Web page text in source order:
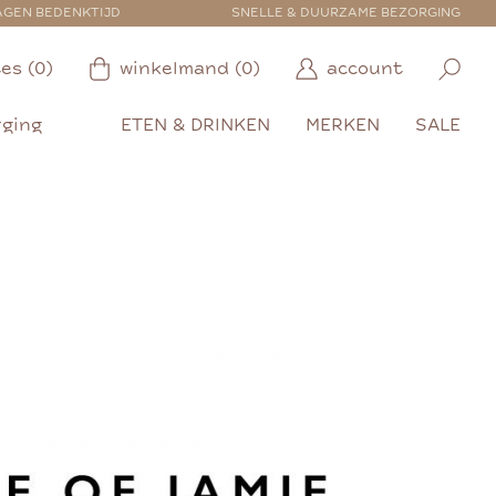
BEDENKTIJD SNELLE & DUURZAME BEZORGING
(0) winkelmand (0) account
ETEN & DRINKEN MERKEN SALE